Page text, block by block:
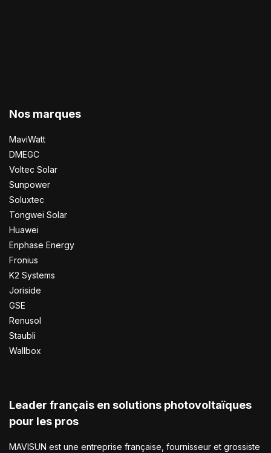
Nos marques
MaviWatt
DMEGC
Voltec Solar
Sunpower
Soluxtec
Tongwei Solar
Huawei
Enphase Energy
Fronius
K2 Systems
Joriside
GSE
Renusol
Staubli
Wallbox
Leader français en solutions photovoltaïques
pour les pros
MAVISUN est une entreprise française, fournisseur et grossiste